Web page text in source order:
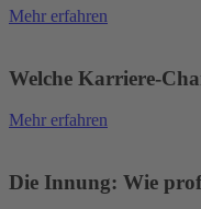
Mehr erfahren
Welche Karriere-
Mehr erfahren
Die Innung: Wie